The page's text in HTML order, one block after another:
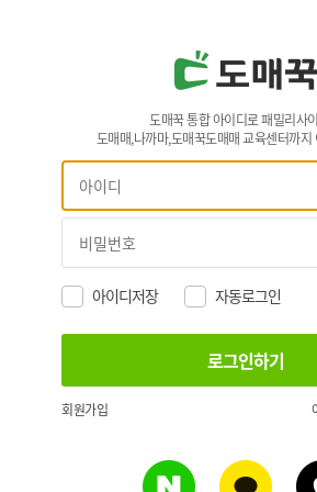
도매꾹 통합 아이디로 패밀리사
도매매,나까마,도매꾹도매매 교육센터까지
아이디저장 자동로그인
회원가입